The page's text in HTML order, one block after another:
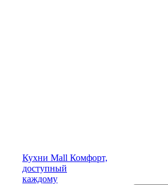
Кухни Mall Комфорт,
доступный
каждому